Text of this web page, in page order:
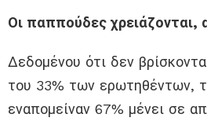
Οι παππούδες χρειάζονται,
Δεδομένου ότι δεν
του 33% των ερωτηθέντων,
εναπομείναν 67% μένει σε